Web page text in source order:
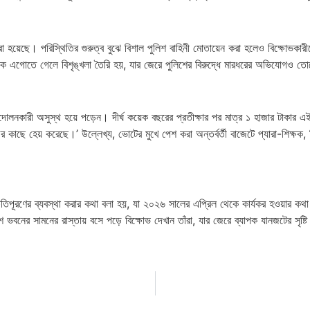
হয়েছে। পরিস্থিতির গুরুত্ব বুঝে বিশাল পুলিশ বাহিনী মোতায়েন করা হলেও
এগোতে গেলে বিশৃঙ্খলা তৈরি হয়, যার জেরে পুলিশের বিরুদ্ধে মারধরের অভিযোগও
অসুস্থ হয়ে পড়েন। দীর্ঘ কয়েক বছরের প্রতীক্ষার পর মাত্র ১ হাজার টাকার
হেয় করেছে।’ উল্লেখ্য, ভোটের মুখে পেশ করা অন্তর্বর্তী বাজেটে প্যারা-শিক্ষক,
ব্যবস্থা করার কথা বলা হয়, যা ২০২৬ সালের এপ্রিল থেকে কার্যকর হওয়ার
সামনের রাস্তায় বসে পড়ে বিক্ষোভ দেখান তাঁরা, যার জেরে ব্যাপক যানজটের